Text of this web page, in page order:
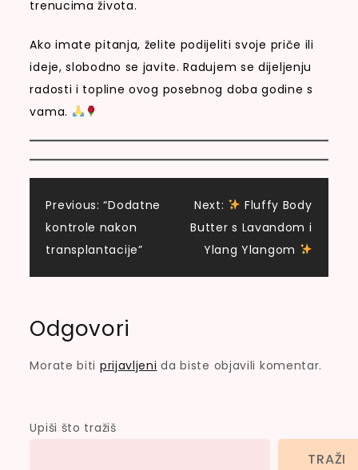
trenucima života.
Ako imate pitanja, želite podijeliti svoje priče ili
ideje, slobodno se javite. Radujem se dijeljenju
radosti i topline ovog posebnog doba godine s
vama.
Navigacija
objava
Previous: “Dodatne
kontrole nakon
transplantacije”
Next:
Fluffy Body
Butter s Lavandom i
Ylang Ylangom
Odgovori
Morate biti prijavljeni da biste objavili komentar.
Upiši što tražiš
TRAŽI